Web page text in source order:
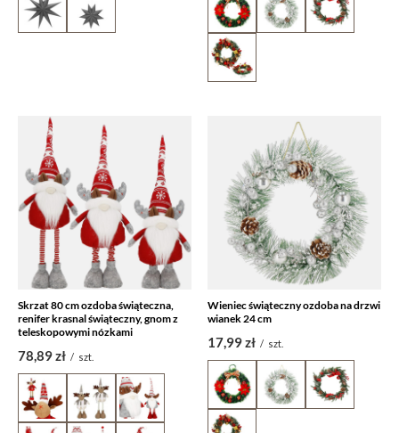
Skrzat 80 cm ozdoba świąteczna,
renifer krasnal świąteczny, gnom z
teleskopowymi nózkami
78,89 zł / szt.
Wieniec świąteczny ozdoba na drzwi
wianek 24 cm
17,99 zł / szt.